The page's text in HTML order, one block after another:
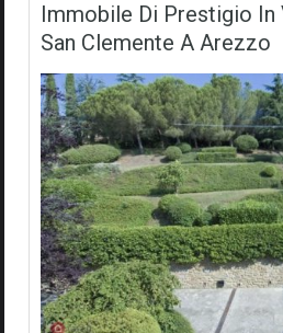
Immobile Di Prestigio In
San Clemente A Arezzo